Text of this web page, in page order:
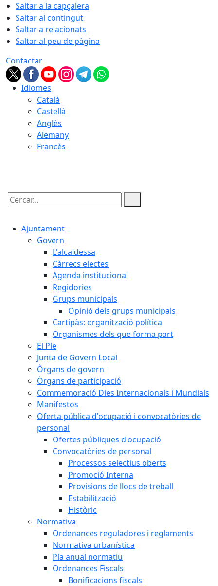
Saltar a la capçalera
Saltar al contingut
Saltar a relacionats
Saltar al peu de pàgina
Contactar
Idiomes
Català
Castellà
Anglès
Alemany
Francès
Cercar:
Ajuntament
Govern
L'alcaldessa
Càrrecs electes
Agenda institucional
Regidories
Grups municipals
Opinió dels grups municipals
Cartipàs: organització política
Organismes dels que forma part
El Ple
Junta de Govern Local
Òrgans de govern
Òrgans de participació
Commemoració Dies Internacionals i Mundials
Manifestos
Oferta pública d'ocupació i convocatòries de
personal
Ofertes públiques d'ocupació
Convocatòries de personal
Processos selectius oberts
Promoció Interna
Provisions de llocs de treball
Estabilització
Històric
Normativa
Ordenances reguladores i reglaments
Normativa urbanística
Pla anual normatiu
Ordenances Fiscals
Bonificacions fiscals